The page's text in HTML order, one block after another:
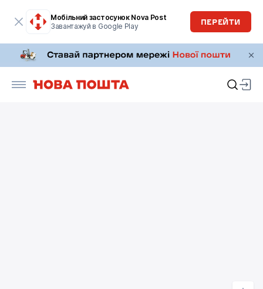
Мобільний застосунок Nova Post
Завантажуй в Google Play
ПЕРЕЙТИ